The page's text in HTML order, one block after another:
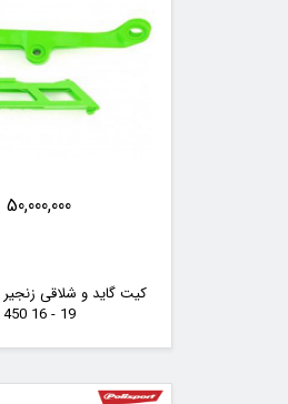
50,000,000
450 16 - 19